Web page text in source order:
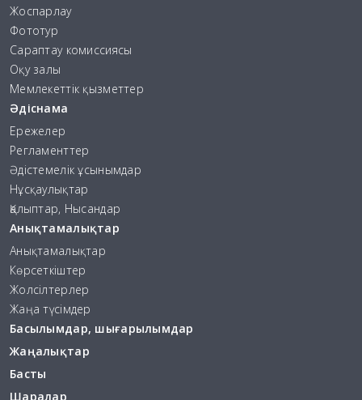
Жоспарлау
Фототур
Сараптау комиссиясы
Оқу залы
Мемлекеттік қызметтер
Әдіснама
Ережелер
Регламенттер
Әдістемелік ұсынымдар
Нұсқаулықтар
Қалыптар, Нысандар
Анықтамалықтар
Анықтамалықтар
Көрсеткіштер
Жолсілтерлер
Жаңа түсімдер
Басылымдар, шығарылымдар
Жаңалықтар
Басты
Шаралар